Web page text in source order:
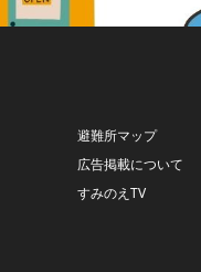
避難所マップ
広告掲載について
すみのえTV